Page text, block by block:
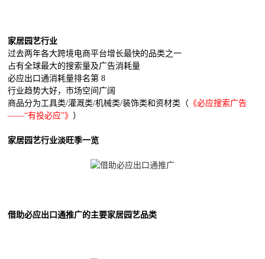
家居园艺行业
过去两年各大跨境电商平台增长最快的品类之一
占有全球最大的搜索量及广告消耗量
必应出口通消耗量排名第 8
行业趋势大好，市场空间广阔
商品分为工具类/灌溉类/机械类/装饰类和资材类（ 《必应搜索广告
——“有投必应”》 ）
家居园艺行业淡旺季一览
借助必应出口通推广的主要家居园艺品类